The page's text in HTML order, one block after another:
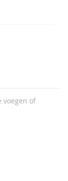
voegen of